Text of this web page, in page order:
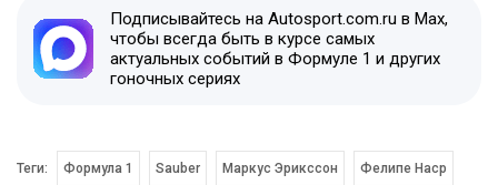
Подписывайтесь на Autosport.com.ru в Max,
чтобы всегда быть в курсе самых
актуальных событий в Формуле 1 и других
гоночных сериях
Теги: Формула 1 Sauber Маркус Эрикссон Фелипе Наср